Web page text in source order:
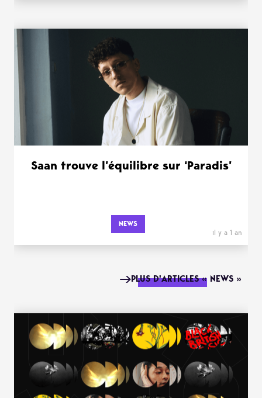
Saan trouve l’équilibre sur ‘Paradis’
NEWS
il y a 1 an
PLUS D'ARTICLES « NEWS »